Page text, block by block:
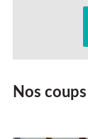
Nos